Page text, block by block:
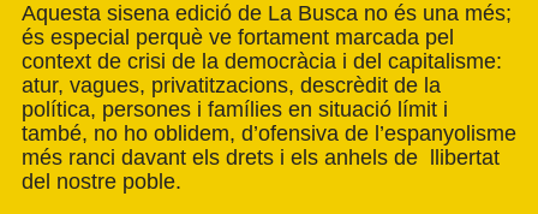
Aquesta sisena edició de La Busca no és una més;
és especial perquè ve fortament marcada pel
context de crisi de la democràcia i del capitalisme:
atur, vagues, privatitzacions, descrèdit de la
política, persones i famílies en situació límit i
també, no ho oblidem, d’ofensiva de l’espanyolisme
més ranci davant els drets i els anhels de llibertat
del nostre poble.